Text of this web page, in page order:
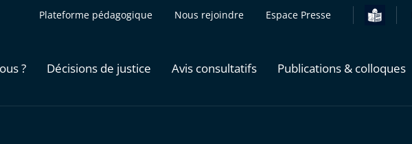
Plateforme pédagogique Nous rejoindre Espace Presse
? Décisions de justice Avis consultatifs Publications & colloques